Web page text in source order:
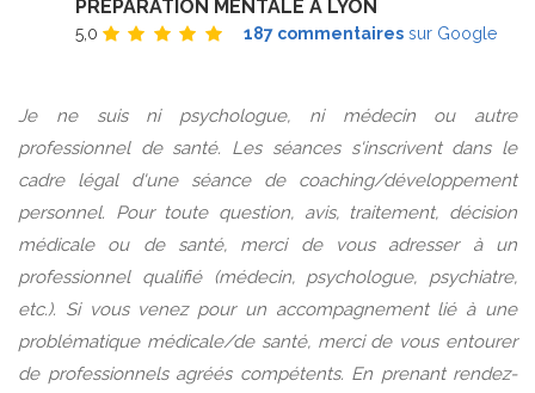
PRÉPARATION MENTALE À LYON
5,0 187 commentairessur Google
Je ne suis ni psychologue, ni médecin ou autre
professionnel de santé. Les séances s'inscrivent dans le
cadre légal d'une séance de coaching/développement
personnel. Pour toute question, avis, traitement, décision
médicale ou de santé, merci de vous adresser à un
professionnel qualifié (médecin, psychologue, psychiatre,
etc.). Si vous venez pour un accompagnement lié à une
problématique médicale/de santé, merci de vous entourer
de professionnels agréés compétents. En prenant rendez-